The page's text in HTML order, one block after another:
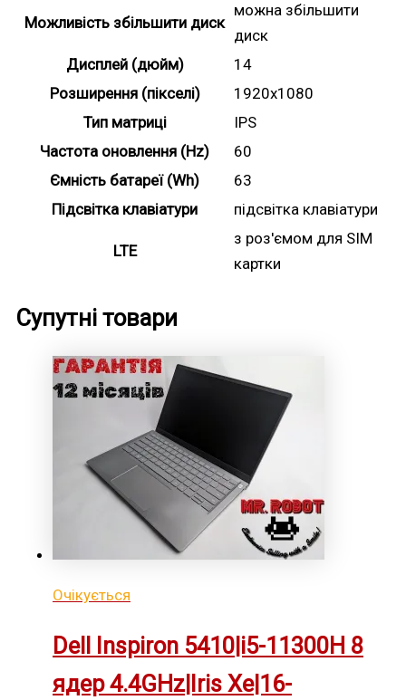
Можливість збільшити диск
можна збільшити
диск
Дисплей (дюйм)
14
Розширення (пікселі)
1920x1080
Тип матриці
IPS
Частота оновлення (Hz)
60
Ємність батареї (Wh)
63
Підсвітка клавіатури
підсвітка клавіатури
LTE
з роз'ємом для SIM
картки
Супутні товари
Очікується
Dell Inspiron 5410|i5-11300H 8
ядер 4.4GHz|Iris Xe|16-